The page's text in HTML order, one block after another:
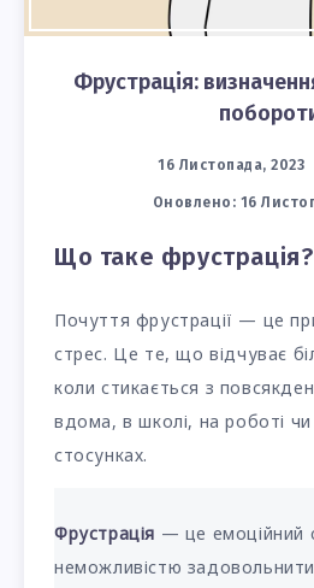
Фрустрація:
16 Листопада, 2023
Оновлено: 16
Що таке фрустрація?
Почуття фрустрації — це
стрес. Це те, що відчуває
коли стикається з
вдома, в школі, на роботі
стосунках.
Фрустрація — це емоційний
неможливістю